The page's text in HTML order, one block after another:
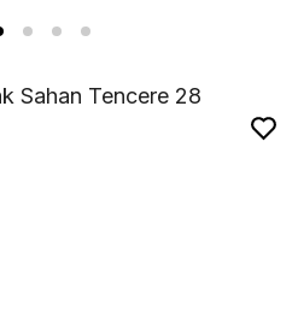
Sahan Tencere 28